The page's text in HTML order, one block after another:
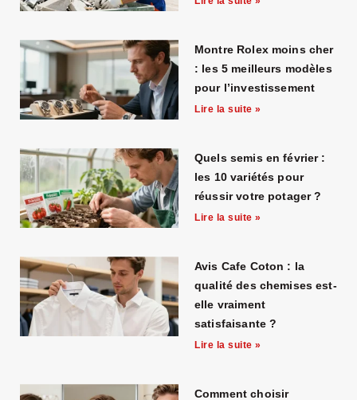
Montre Rolex moins cher
: les 5 meilleurs modèles
pour l’investissement
Lire la suite »
Quels semis en février :
les 10 variétés pour
réussir votre potager ?
Lire la suite »
Avis Cafe Coton : la
qualité des chemises est-
elle vraiment
satisfaisante ?
Lire la suite »
Comment choisir